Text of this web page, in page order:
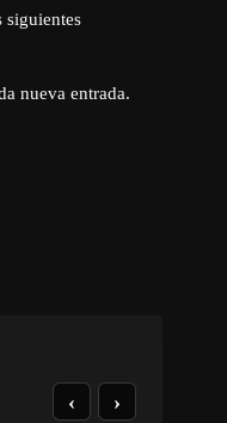
siguientes
nueva entrada.
‹ ›